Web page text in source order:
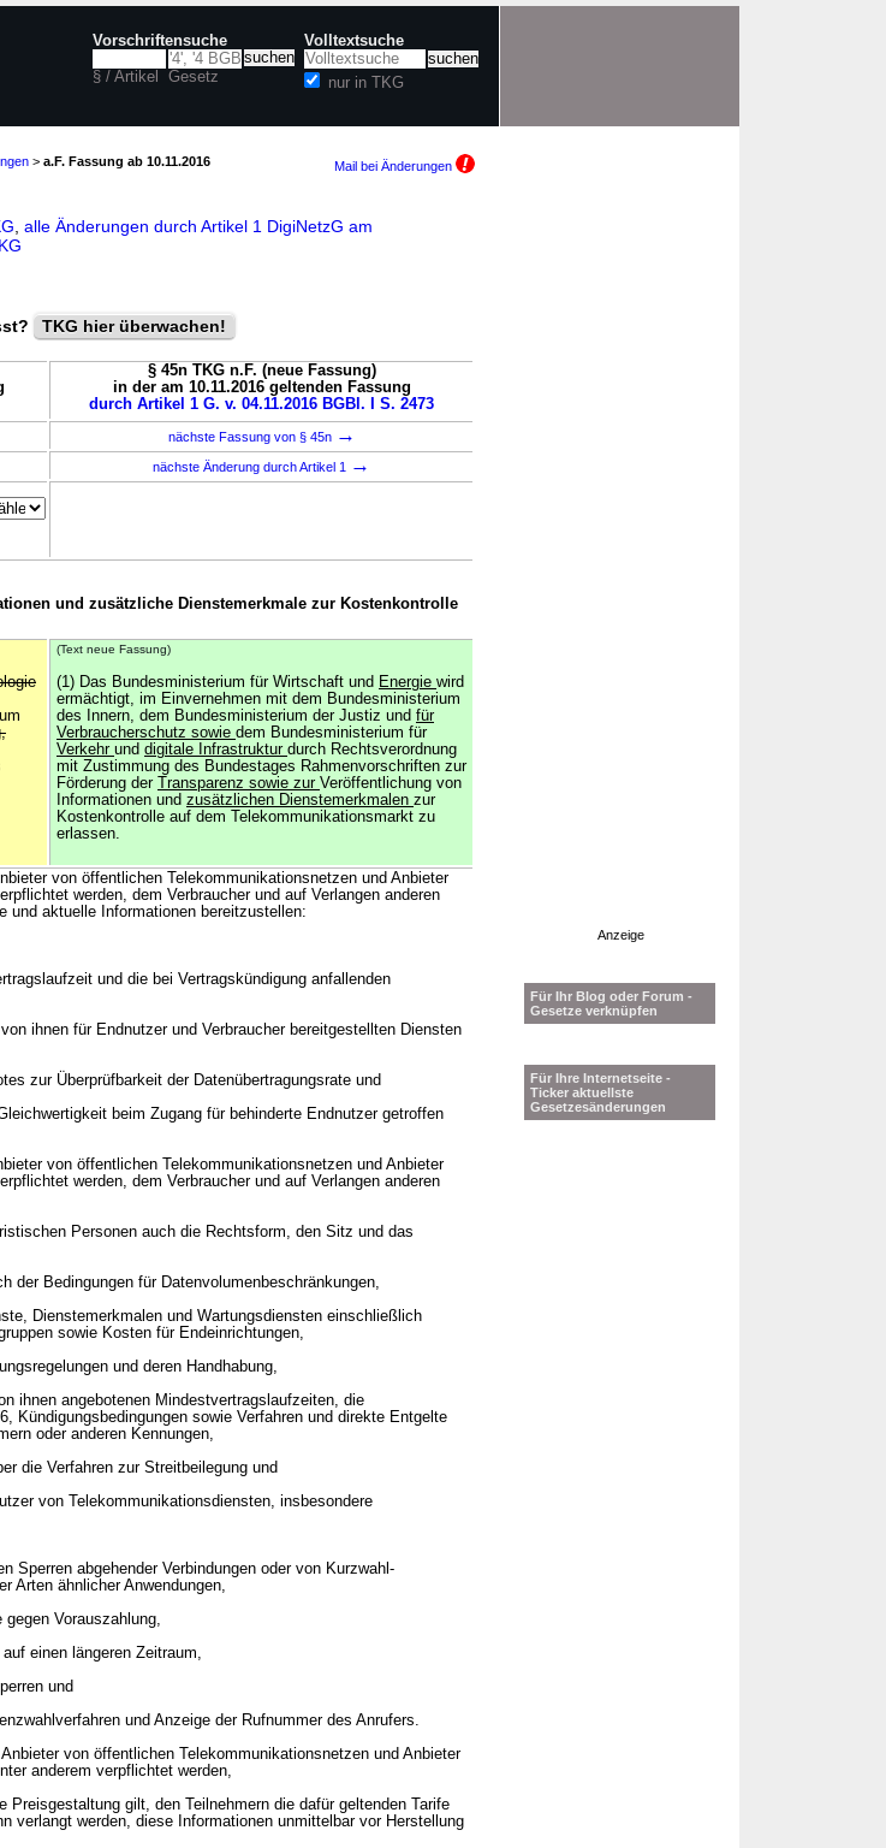
Vorschriftensuche
§ / Artikel Gesetz
Volltextsuche
nur in TKG
> a.F. Fassung ab 10.11.2016 Mail bei Änderungen
alle Änderungen durch Artikel 1 DigiNetzG am
TKG hier überwachen!
§ 45n TKG n.F. (neue Fassung)
in der am 10.11.2016 geltenden Fassung
durch Artikel 1 G. v. 04.11.2016 BGBl. I S. 2473
nächste Fassung von § 45n →
nächste Änderung durch Artikel 1 →
und zusätzliche Dienstemerkmale zur Kostenkontrolle
(Text neue Fassung)
(1) Das Bundesministerium für Wirtschaft und Energie wird
ermächtigt, im Einvernehmen mit dem Bundesministerium
des Innern, dem Bundesministerium der Justiz und für
Verbraucherschutz sowie dem Bundesministerium für
Verkehr und digitale Infrastruktur durch Rechtsverordnung
mit Zustimmung des Bundestages Rahmenvorschriften zur
Förderung der
Transparenz sowie zur Veröffentlichung von
Informationen und zusätzlichen Dienstemerkmalen zur
Kostenkontrolle auf dem Telekommunikationsmarkt zu
erlassen.
von öffentlichen Telekommunikationsnetzen und Anbieter
werden, dem Verbraucher und auf Verlangen anderen
und aktuelle Informationen bereitzustellen:
und die bei Vertragskündigung anfallenden
ihnen für Endnutzer und Verbraucher bereitgestellten Diensten
zur Überprüfbarkeit der Datenübertragungsrate und
beim Zugang für behinderte Endnutzer getroffen
von öffentlichen Telekommunikationsnetzen und Anbieter
werden, dem Verbraucher und auf Verlangen anderen
Personen auch die Rechtsform, den Sitz und das
der Bedingungen für Datenvolumenbeschränkungen,
Dienstemerkmalen und Wartungsdiensten einschließlich
sowie Kosten für Endeinrichtungen,
und deren Handhabung,
ihnen angebotenen Mindestvertragslaufzeiten, die
Kündigungsbedingungen sowie Verfahren und direkte Entgelte
oder anderen Kennungen,
die Verfahren zur Streitbeilegung und
von Telekommunikationsdiensten, insbesondere
Sperren abgehender Verbindungen oder von Kurzwahl-
Arten ähnlicher Anwendungen,
Vorauszahlung,
einen längeren Zeitraum,
und
und Anzeige der Rufnummer des Anrufers.
von öffentlichen Telekommunikationsnetzen und Anbieter
anderem verpflichtet werden,
Preisgestaltung gilt, den Teilnehmern die dafür geltenden Tarife
verlangt werden, diese Informationen unmittelbar vor Herstellung
Anzeige
Für Ihr Blog oder Forum -
Gesetze verknüpfen
Für Ihre Internetseite -
Ticker aktuellste
Gesetzesänderungen